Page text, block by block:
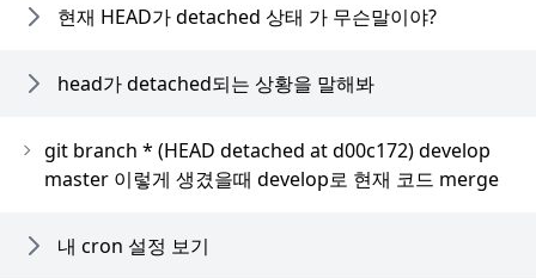
현재 HEAD가 detached 상태 가 무슨말이야?
head가 detached되는 상황을 말해봐
git branch * (HEAD detached at d00c172) develop
master 이렇게 생겼을때 develop로 현재 코드 merge
내 cron 설정 보기